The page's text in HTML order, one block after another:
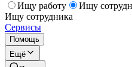
Ищу работу
Ищу
Ищу сотрудника
Сервисы
Помощь
Ещё